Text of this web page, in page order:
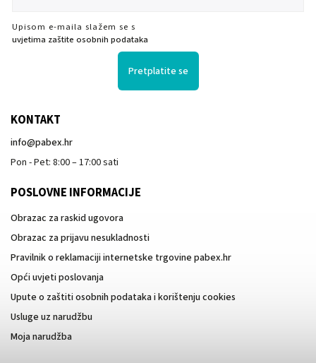
Upisom e-maila slažem se s
uvjetima zaštite osobnih podataka
Pretplatite se
KONTAKT
info@pabex.hr
Pon - Pet: 8:00 – 17:00 sati
POSLOVNE INFORMACIJE
Obrazac za raskid ugovora
Obrazac za prijavu nesukladnosti
Pravilnik o reklamaciji internetske trgovine pabex.hr
Opći uvjeti poslovanja
Upute o zaštiti osobnih podataka i korištenju cookies
Usluge uz narudžbu
Moja narudžba